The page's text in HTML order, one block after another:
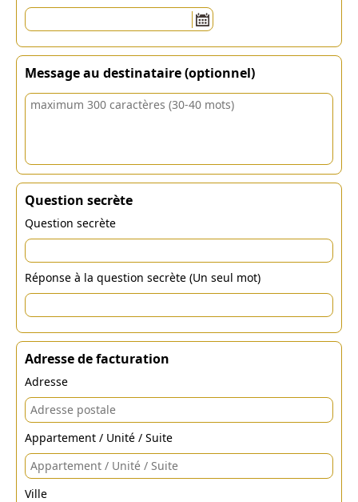
Message au destinataire (optionnel)
Question secrète
Question secrète
Réponse à la question secrète (Un seul mot)
Adresse de facturation
Adresse
Appartement / Unité / Suite
Ville